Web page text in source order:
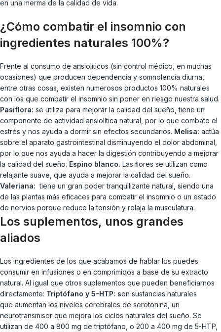
en una merma de la calidad de vida.
¿Cómo combatir el insomnio con
ingredientes naturales 100%?
Frente al consumo de ansiolíticos (sin control médico, en muchas
ocasiones) que producen dependencia y somnolencia diurna,
entre otras cosas, existen numerosos productos 100% naturales
con los que combatir el insomnio sin poner en riesgo nuestra salud.
Pasiflora: se utiliza para mejorar la calidad del sueño, tiene un
componente de actividad ansiolítica natural, por lo que combate el
estrés y nos ayuda a dormir sin efectos secundarios. Melisa: actúa
sobre el aparato gastrointestinal disminuyendo el dolor abdominal,
por lo que nos ayuda a hacer la digestión contribuyendo a mejorar
la calidad del sueño. Espino blanco. Las ﬂores se utilizan como
relajante suave, que ayuda a mejorar la calidad del sueño.
Valeriana: tiene un gran poder tranquilizante natural, siendo una
de las plantas más eficaces para combatir el insomnio o un estado
de nervios porque reduce la tensión y relaja la musculatura.
Los suplementos, unos grandes
aliados
Los ingredientes de los que acabamos de hablar los puedes
consumir en infusiones o en comprimidos a base de su extracto
natural. Al igual que otros suplementos que pueden beneficiarnos
directamente: Triptófano y 5-HTP: son sustancias naturales
que aumentan los niveles cerebrales de serotonina, un
neurotransmisor que mejora los ciclos naturales del sueño. Se
utilizan de 400 a 800 mg de triptófano, o 200 a 400 mg de 5-HTP,